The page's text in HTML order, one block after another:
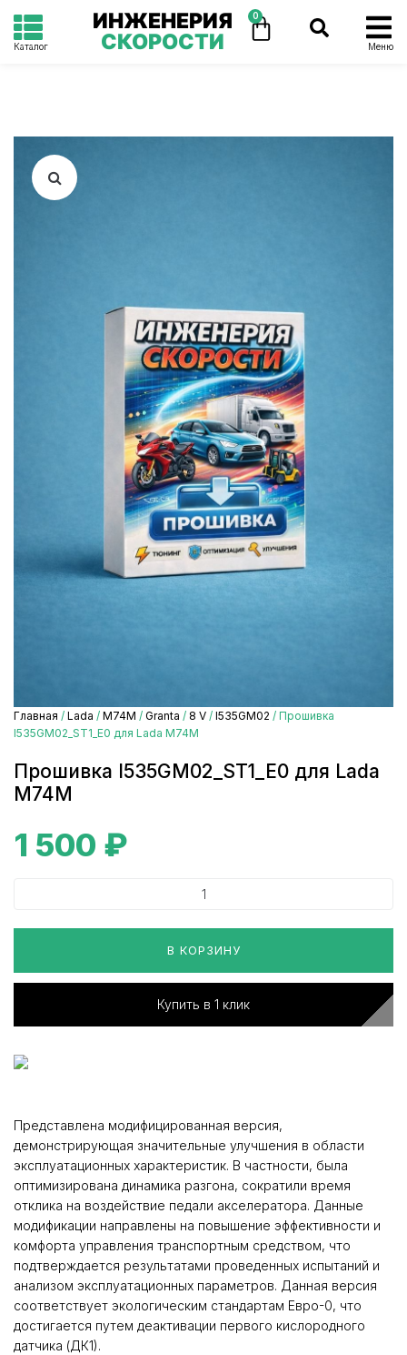
Каталог
ИНЖЕНЕРИЯ
СКОРОСТИ
0
Меню
Главная / Lada / М74М / Granta / 8 V / I535GM02 / Прошивка
I535GM02_ST1_E0 для Lada М74М
Прошивка I535GM02_ST1_E0 для Lada
М74М
1 500 ₽
В КОРЗИНУ
Купить в 1 клик
Представлена модифицированная версия,
демонстрирующая значительные улучшения в области
эксплуатационных характеристик. В частности, была
оптимизирована динамика разгона, сократили время
отклика на воздействие педали акселератора. Данные
модификации направлены на повышение эффективности и
комфорта управления транспортным средством, что
подтверждается результатами проведенных испытаний и
анализом эксплуатационных параметров. Данная версия
соответствует экологическим стандартам Евро-0, что
достигается путем деактивации первого кислородного
датчика (ДК1).